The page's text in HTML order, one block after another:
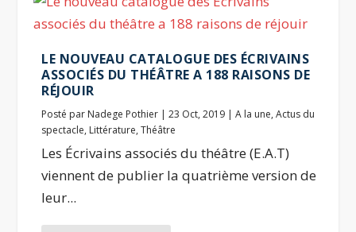
LE NOUVEAU CATALOGUE DES ÉCRIVAINS
ASSOCIÉS DU THÉÂTRE A 188 RAISONS DE
RÉJOUIR
Posté par Nadege Pothier |23 Oct, 2019 |A la une,Actus du
spectacle, Littérature,Théâtre
Les Écrivains associés du théâtre (E.A.T)
viennent de publier la quatrième version de
leur...